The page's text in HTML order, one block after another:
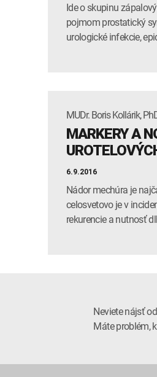
Ide o skupinu
pojmom prostatický
urologické infekcie,
MUDr. Boris Kollárik,
MARKERY A
6.9.2016
Nádor mechúra je
celosvetovo je v
rekurencie a nutnosť
Neviete nájsť
Máte problém,